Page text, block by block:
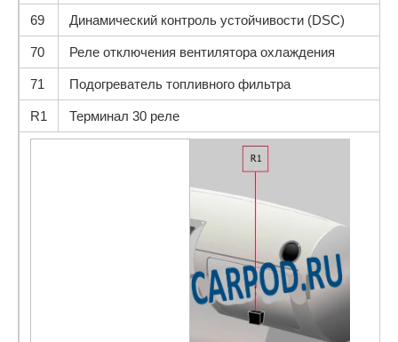
69 Динамический контроль устойчивости (DSC)
70 Реле отключения вентилятора охлаждения
71 Подогреватель топливного фильтра
R1 Терминал 30 реле